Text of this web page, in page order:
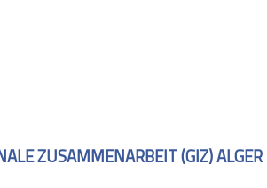
ZUSAMMENARBEIT (GIZ) ALGER